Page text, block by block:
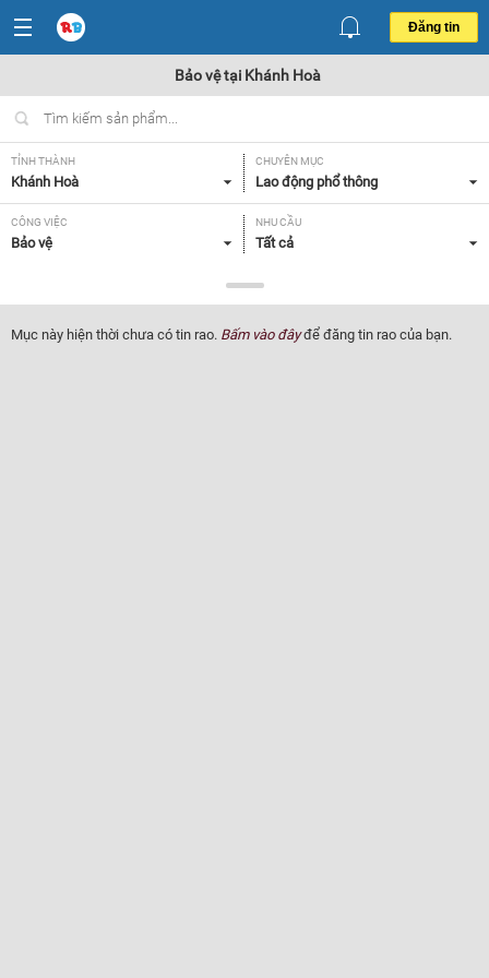
Đăng tin
Bảo vệ tại Khánh Hoà
TỈNH THÀNH
Khánh Hoà
CHUYÊN MỤC
Lao động phổ thông
CÔNG VIỆC
Bảo vệ
NHU CẦU
Tất cả
Tất cả
Mục này hiện thời chưa có tin rao. Bấm vào đâyđể đăng tin rao của bạn.